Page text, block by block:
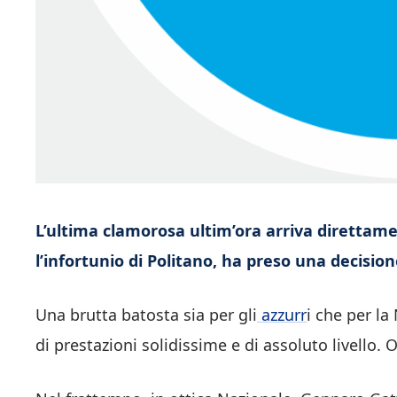
L’ultima clamorosa ultim’ora arriva
l’infortunio di Politano, ha preso una
Una brutta batosta sia per gli azzurri che per la
di prestazioni solidissime e di assoluto livello.